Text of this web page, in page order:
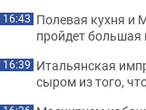
16:43 Полевая кухня и
пройдет большая
16:39 Итальянская
сыром из того,